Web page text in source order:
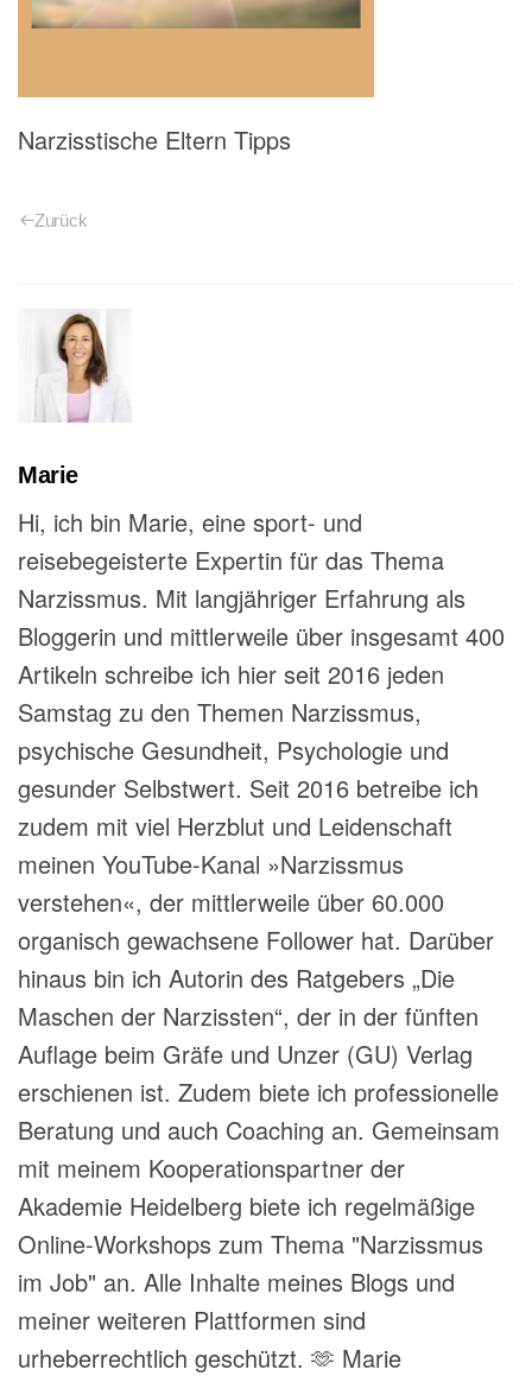
Narzisstische Eltern Tipps
Zurück
Marie
Hi, ich bin Marie, eine sport- und
reisebegeisterte Expertin für das Thema
Narzissmus. Mit langjähriger Erfahrung als
Bloggerin und mittlerweile über insgesamt 400
Artikeln schreibe ich hier seit 2016 jeden
Samstag zu den Themen Narzissmus,
psychische Gesundheit, Psychologie und
gesunder Selbstwert. Seit 2016 betreibe ich
zudem mit viel Herzblut und Leidenschaft
meinen YouTube-Kanal »Narzissmus
verstehen«, der mittlerweile über 60.000
organisch gewachsene Follower hat. Darüber
hinaus bin ich Autorin des Ratgebers „Die
Maschen der Narzissten“, der in der fünften
Auflage beim Gräfe und Unzer (GU) Verlag
erschienen ist. Zudem biete ich professionelle
Beratung und auch Coaching an. Gemeinsam
mit meinem Kooperationspartner der
Akademie Heidelberg biete ich regelmäßige
Online-Workshops zum Thema "Narzissmus
im Job" an. Alle Inhalte meines Blogs und
meiner weiteren Plattformen sind
urheberrechtlich geschützt. 🫶 Marie